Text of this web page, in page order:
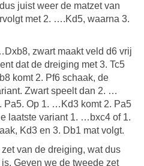
juist weer de matzet van
met 2. ….Kd5, waarna 3.
zwart maakt veld d6 vrij
dat de dreiging met 3. Tc5
komt 2. Pf6 schaak, de
Zwart speelt dan 2. …
Pa5. Op 1. …Kd3 komt 2. Pa5
laatste variant 1. …bxc4 of 1.
Kd3 en 3. Db1 mat volgt.
van de dreiging, wat dus
Geven we de tweede zet